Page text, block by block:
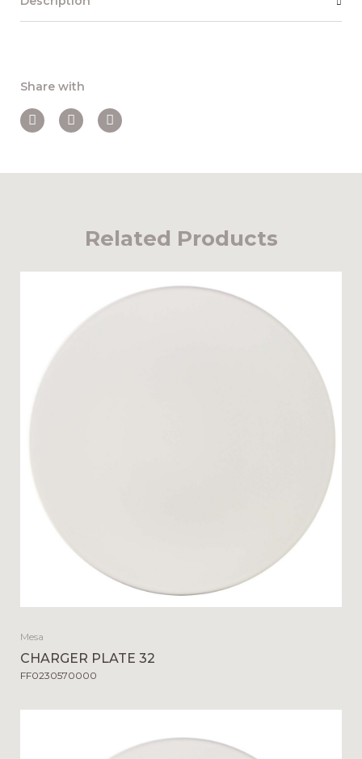
Share with
Related Products
Mesa
CHARGER PLATE 32
FF0230570000